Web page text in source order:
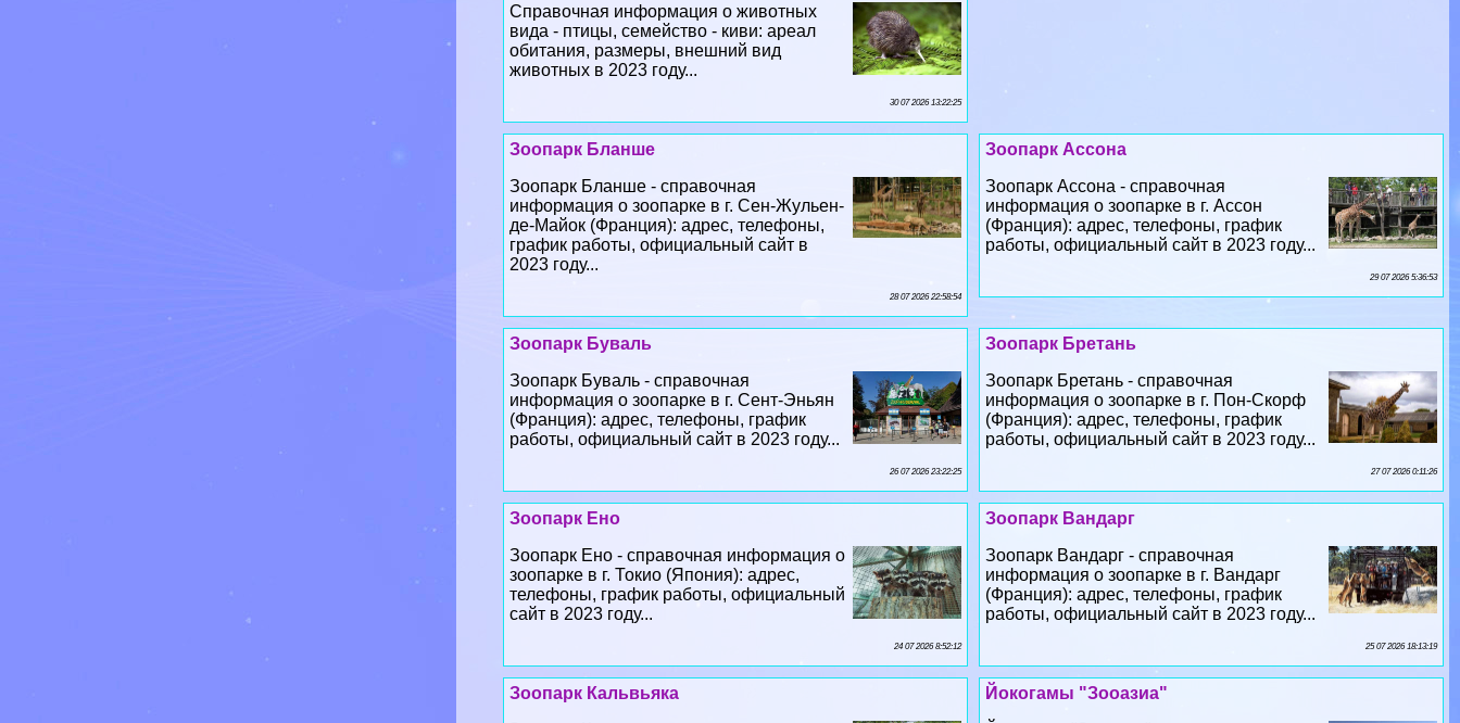
Справочная информация о животных
вида - птицы, семейство - киви: ареал
обитания, размеры, внешний вид
животных в 2023 году...
30 07 2026 13:22:25
Зоопарк Ассона
Зоопарк Ассона - справочная
информация о зоопарке в г. Ассон
(Франция): адрес, телефоны, график
работы, официальный сайт в 2023 году...
29 07 2026 5:36:53
Зоопарк Бланше
Зоопарк Бланше - справочная
информация о зоопарке в г. Сен-Жульен-
де-Майок (Франция): адрес, телефоны,
график работы, официальный сайт в
2023 году...
28 07 2026 22:58:54
Зоопарк Бретань
Зоопарк Бретань - справочная
информация о зоопарке в г. Пон-Скорф
(Франция): адрес, телефоны, график
работы, официальный сайт в 2023 году...
27 07 2026 0:11:26
Зоопарк Буваль
Зоопарк Буваль - справочная
информация о зоопарке в г. Сент-Эньян
(Франция): адрес, телефоны, график
работы, официальный сайт в 2023 году...
26 07 2026 23:22:25
Зоопарк Вандарг
Зоопарк Вандарг - справочная
информация о зоопарке в г. Вандарг
(Франция): адрес, телефоны, график
работы, официальный сайт в 2023 году...
25 07 2026 18:13:19
Зоопарк Ено
Зоопарк Ено - справочная информация о
зоопарке в г. Токио (Япония): адрес,
телефоны, график работы, официальный
сайт в 2023 году...
24 07 2026 8:52:12
Йокогамы "Зооазиа"
Зоопарк Кальвьяка